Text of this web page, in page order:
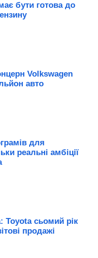
бути готова до
Volkswagen
авто
для
реальні амбіції
Toyota сьомий рік
продажі